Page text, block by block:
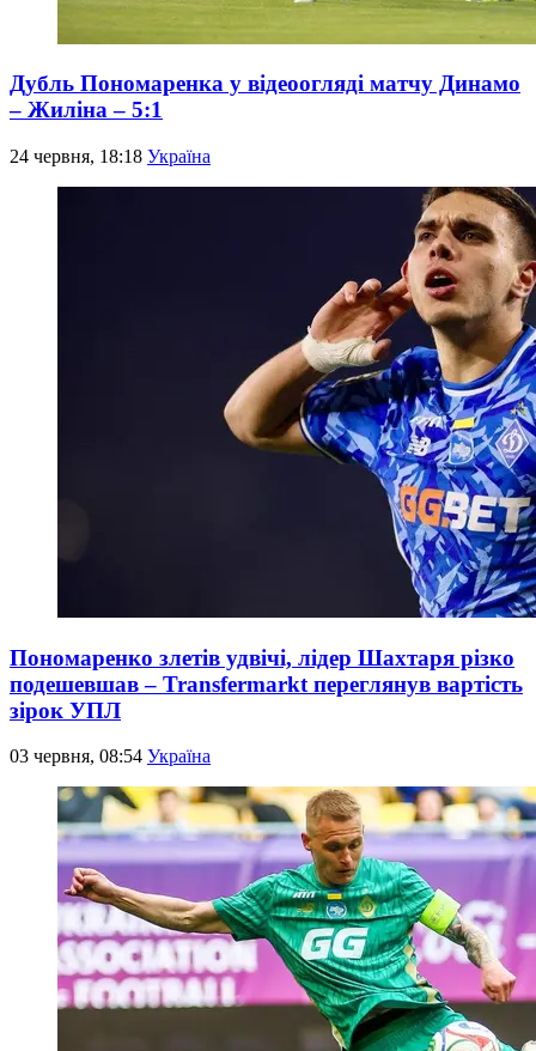
Дубль Пономаренка у відеоогляді матчу Динамо
– Жиліна – 5:1
24 червня, 18:18 Україна
Пономаренко злетів удвічі, лідер Шахтаря різко
подешевшав – Transfermarkt переглянув вартість
зірок УПЛ
03 червня, 08:54 Україна